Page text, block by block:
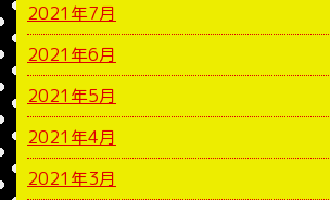
2021年7月
2021年6月
2021年5月
2021年4月
2021年3月